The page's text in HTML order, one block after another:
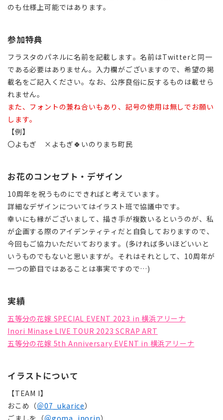
のも仕様上可能ではあります。
参加特典
フラスタのパネルに名前を記載します。名前はTwitterと同一
である必要はありません。入力欄がございますので、希望の掲
載名をご記入ください。なお、公序良俗に反するものは載せら
れません。
また、フォントの兼ね合いもあり、記号の使用は無しでお願い
します。
【例】
〇よもぎ ×よもぎ🍀いのりまち町民
お花のコンセプト・デザイン
10周年を祝うものにできればと考えています。
詳細なデザインについてはイラスト班で協議中です。
幸いにも縁がございまして、描き手が複数いるというのが、私
が企画する際のアイデンティティだと自負しておりますので、
今回もご協力いただいております。(多ければ多いほどいいと
いうものでもないと思いますが。それはそれとして、10周年が
一つの節目ではあることは事実ですので…)
実績
五等分の花嫁 SPECIAL EVENT 2023 in 横浜アリーナ
Inori Minase LIVE TOUR 2023 SCRAP ART
五等分の花嫁 5th Anniversary EVENT in 横浜アリーナ
イラストについて
【TEAM I】
おこめ（＠07_ukarice）
ごましを（＠goma_inorin）